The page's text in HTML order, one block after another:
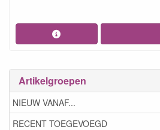
Artikelgroepen
NIEUW VANAF...
RECENT TOEGEVOEGD